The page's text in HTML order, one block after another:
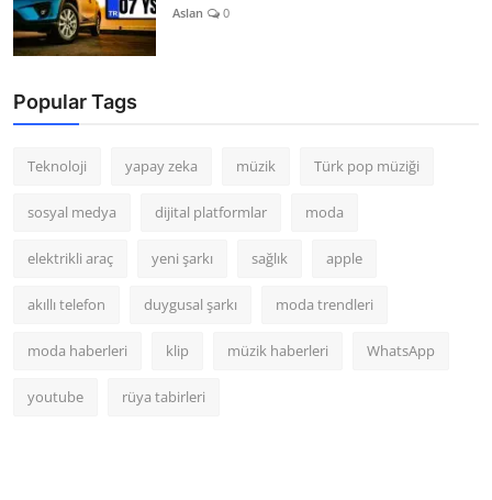
Aslan 0
Popular Tags
Teknoloji yapay zeka müzik Türk pop müziği
sosyal medya dijital platformlar moda
elektrikli araç yeni şarkı sağlık apple
akıllı telefon duygusal şarkı moda trendleri
moda haberleri klip müzik haberleri WhatsApp
youtube rüya tabirleri